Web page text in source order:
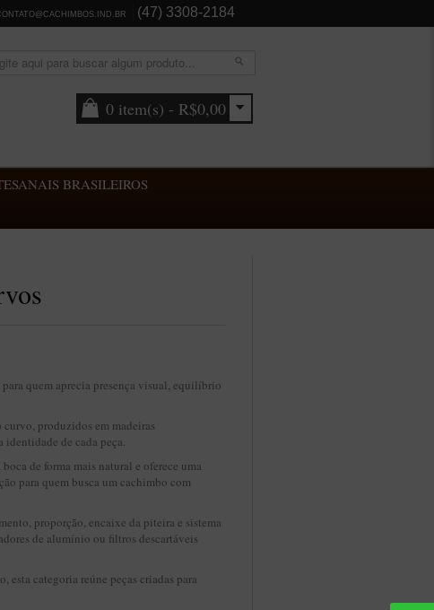
(47) 3308-2184
0 item(s) - R$0,00
BRASILEIROS
quem aprecia presença visual, equilíbrio
curvo, produzidos em madeiras
de cada peça.
de forma mais natural e oferece uma
para quem busca um cachimbo com
proporção, encaixe da piteira e sistema
de alumínio ou filtros descartáveis
esta categoria reúne peças criadas para